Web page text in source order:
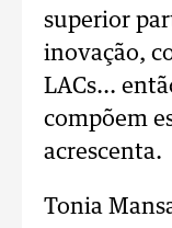
superior
inovação,
LACs...
compõem
acrescenta.
Tonia